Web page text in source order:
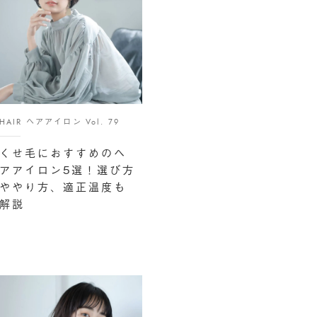
ヘアアイロン Vol. 79
せ毛におすすめのヘ
アイロン5選！選び方
やり方、適正温度も
説